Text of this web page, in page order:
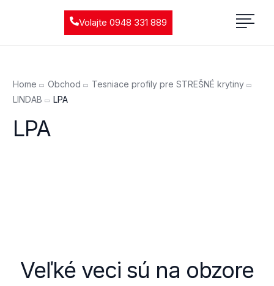
Volajte 0948 331 889
Home Obchod
Tesniace profily pre STREŠNÉ krytiny
LINDAB
LPA
LPA
Veľké veci sú na obzore